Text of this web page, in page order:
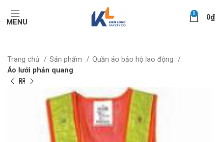
MENU
0 0₫
Trang chủ Sản phẩm
Quần áo bảo hộ lao động
Áo lưới phản quang